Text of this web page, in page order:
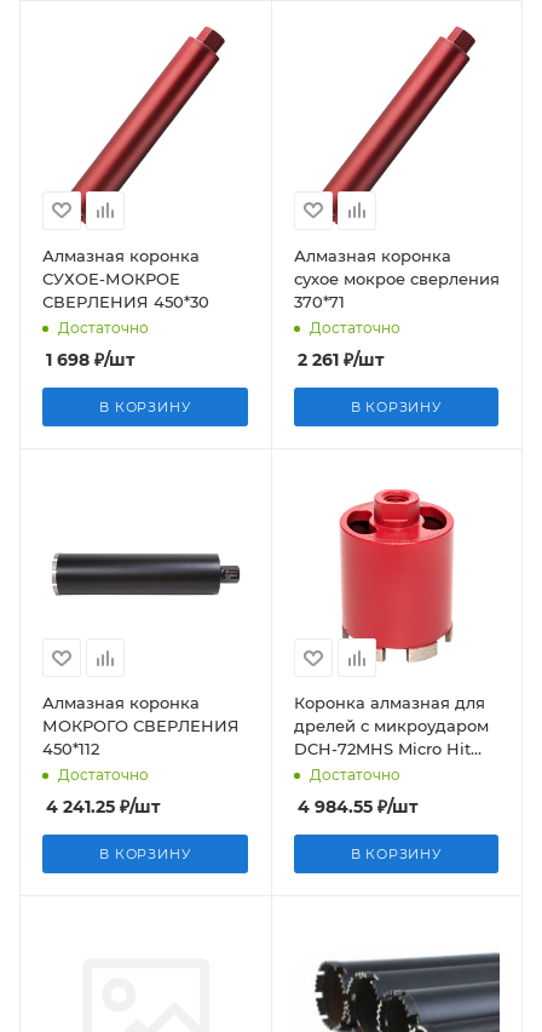
Алмазная коронка
СУХОЕ-МОКРОЕ
СВЕРЛЕНИЯ 450*30
Достаточно
1 698 ₽/шт
В КОРЗИНУ
Алмазная коронка
сухое мокрое сверления
370*71
Достаточно
2 261₽/шт
В КОРЗИНУ
Алмазная коронка
МОКРОГО СВЕРЛЕНИЯ
450*112
Достаточно
4 241.25 ₽/шт
В КОРЗИНУ
Коронка алмазная для
дрелей с микроударом
DCH-72MHS Micro Hit
Laser M16 EKF P
Достаточно
4 984.55₽/шт
В КОРЗИНУ